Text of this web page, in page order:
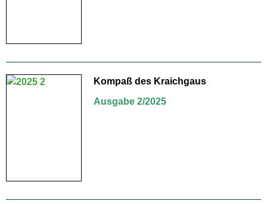
Kompaß des Kraichgaus
Ausgabe 2/2025